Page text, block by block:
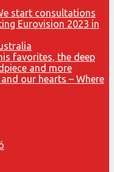
start consultations
Eurovision 2023 in
favorites, the deep
and more
our hearts – Where